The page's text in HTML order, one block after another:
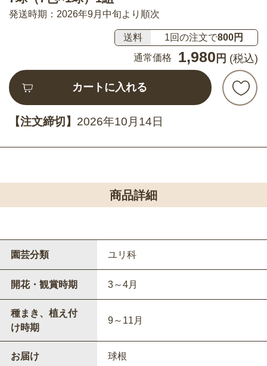
発送時期：2026年9月中旬より順次
送料 1回の注文で800円
通常価格
1,980 円 (税込)
カートに入れる
【注文締切】 2026年10月14日
商品詳細
園芸分類 ユリ科
開花・観賞時期 3～4月
種まき、植え付
け時期
9～11月
お届け 球根